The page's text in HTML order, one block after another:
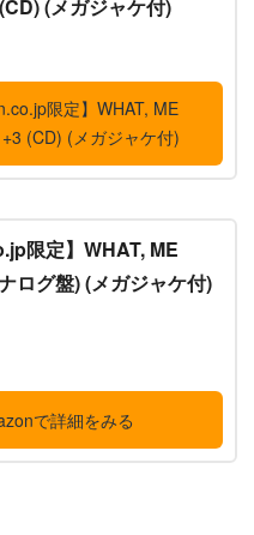
(メガジャケ付)
限定】WHAT, ME
(CD) (メガジャケ付)
限定】WHAT, ME
ログ盤) (メガジャケ付)
で詳細をみる